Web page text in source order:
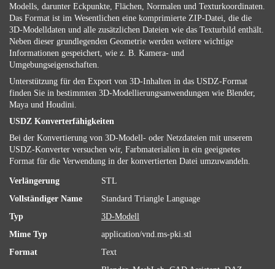
Modells, darunter Eckpunkte, Flächen, Normalen und Texturkoordinaten.
Das Format ist im Wesentlichen eine komprimierte ZIP-Datei, die die
3D-Modelldaten und alle zusätzlichen Dateien wie das Texturbild enthält.
Neben dieser grundlegenden Geometrie werden weitere wichtige
Informationen gespeichert, wie z. B. Kamera- und
Umgebungseigenschaften.
Unterstützung für den Export von 3D-Inhalten in das USDZ-Format
finden Sie in bestimmten 3D-Modellierungsanwendungen wie Blender,
Maya und Houdini.
USDZ Konverterfähigkeiten
Bei der Konvertierung von 3D-Modell- oder Netzdateien mit unserem
USDZ-Konverter versuchen wir, Farbmaterialien in ein geeignetes
Format für die Verwendung in der konvertierten Datei umzuwandeln.
Verlängerung
STL
Vollständiger Name
Standard Triangle Language
Typ
3D-Modell
Mime Typ
application/vnd.ms-pki.stl
Format
Text